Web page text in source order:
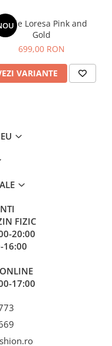
Loresa Pink and
Gold
699,00 RON
VARIANTE
FIZIC
20:00
16:00
17:00